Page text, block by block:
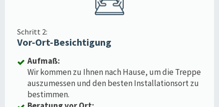
Schritt 2:
Vor-Ort-Besichtigung
Aufmaß:
Wir kommen zu Ihnen nach Hause, um die Treppe
auszumessen und den besten Installationsort zu
bestimmen.